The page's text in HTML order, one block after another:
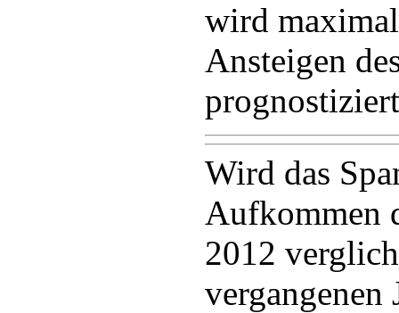
wird
Ansteigen
Wird das
Aufkommen
2012
vergangenen